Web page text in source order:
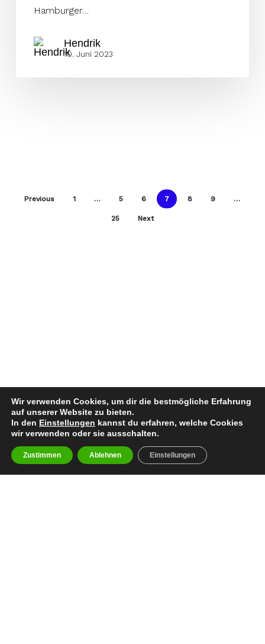
Hamburger…
Hendrik
10. Juni 2023
Previous 1 … 5 6 7 8 9 …
25 Next
Wir verwenden Cookies, um dir die bestmögliche Erfahrung
auf unserer Website zu bieten.
In den Einstellungen kannst du erfahren, welche Cookies
wir verwenden oder sie ausschalten.
Zustimmen Ablehnen Einstellungen